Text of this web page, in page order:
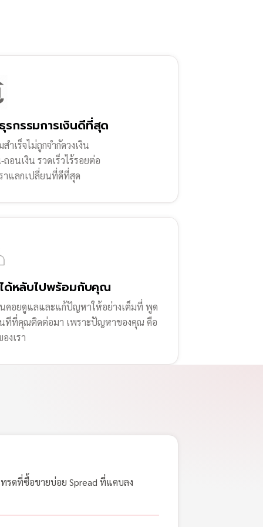
กรรมการเงินดีที่สุด
ำเร็จไม่ถูกจำกัดวงเงิน
ถอนเงิน รวดเร็วไร้รอยต่อ
าแลกเปลี่ยนที่ดีที่สุด
ได้หลับไปพร้อมกับคุณ
คอยดูแลและแก้ปัญหาให้อย่างเต็มที่ พูด
ทีที่คุณติดต่อมา เพราะปัญหาของคุณ คือ
งเรา
รดที่ซื้อขายบ่อย Spread ที่แคบลง